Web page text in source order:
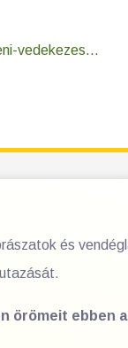
vedekezes...
és
örömeit ebben